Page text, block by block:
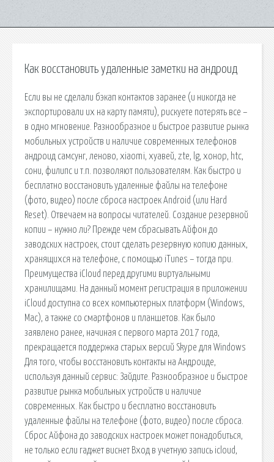
Как восстановить удаленные заметки на андроид
Если вы не сделали бэкап контактов заранее (и никогда не
экспортировали их на карту памяти), рискуете потерять все –
в одно мгновение. Разнообразное и быстрое развитие рынка
мобильных устройств и наличие современных телефонов
андроид самсунг, леново, xiaomi, хуавей, zte, lg, хонор, htc,
сони, филипс и т.п. позволяют пользователям. Как быстро и
бесплатно восстановить удаленные файлы на телефоне
(фото, видео) после сброса настроек Android (или Hard
Reset). Отвечаем на вопросы читателей. Создание резервной
копии – нужно ли? Прежде чем сбрасывать Айфон до
заводских настроек, стоит сделать резервную копию данных,
хранящихся на телефоне, с помощью iTunes – тогда при.
Преимущества iCloud перед другими виртуальными
хранилищами. На данный момент регистрация в приложении
iCloud доступна со всех компьютерных платформ (Windows,
Mac), а также со смартфонов и планшетов. Как было
заявлено ранее, начиная с первого марта 2017 года,
прекращается поддержка старых версий Skype для Windows
Для того, чтобы восстановить контакты на Андроиде,
используя данный сервис: Зайдите. Разнообразное и быстрое
развитие рынка мобильных устройств и наличие
современных. Как быстро и бесплатно восстановить
удаленные файлы на телефоне (фото, видео) после сброса.
Сброс Айфона до заводских настроек может понадобиться,
не только если гаджет виснет Вход в учетную запись icloud,